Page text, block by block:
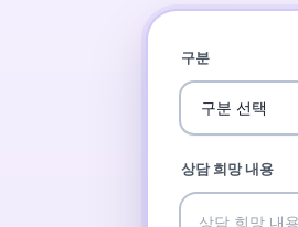
구분
상담 희망 내용